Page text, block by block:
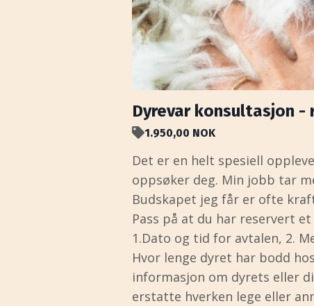
Dyrevar konsultasjon
1.950,00 NOK
Det er en helt spesiell
oppsøker deg. Min jobb tar
Budskapet jeg får er ofte
Pass på at du har reservert
1.Dato og tid for avtalen, 2.
Hvor lenge dyret har bodd
informasjon om dyrets eller
erstatte hverken lege eller